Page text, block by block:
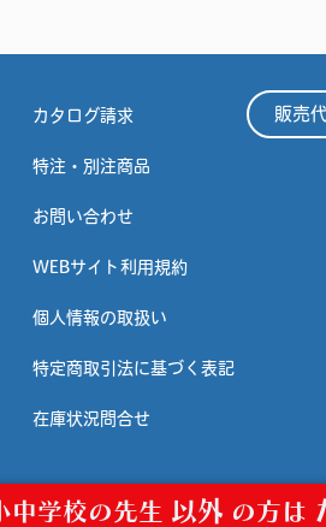
カタログ請求
特注・別注商品
お問い合わせ
WEBサイト利用規約
個人情報の取扱い
特定商取引法に基づく表記
在庫状況問合せ
販売
中学校の先生 以外 の方は